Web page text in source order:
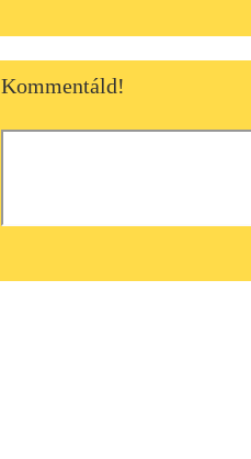
Kommentáld!